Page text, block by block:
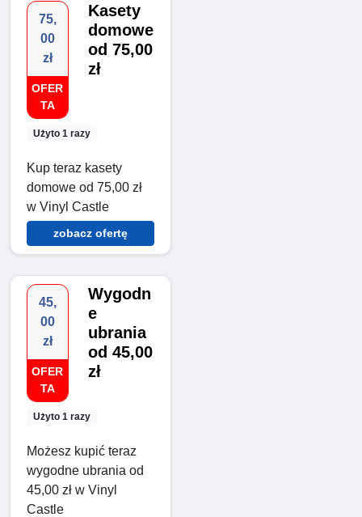
75,
00
zł
OFER
TA
Użyto 1 razy
Kasety
domowe
od 75,00
zł
Kup teraz kasety
domowe od 75,00 zł
w Vinyl Castle
zobacz ofertę
45,
00
zł
OFER
TA
Użyto 1 razy
Wygodn
e
ubrania
od 45,00
zł
Możesz kupić teraz
wygodne ubrania od
45,00 zł w Vinyl
Castle